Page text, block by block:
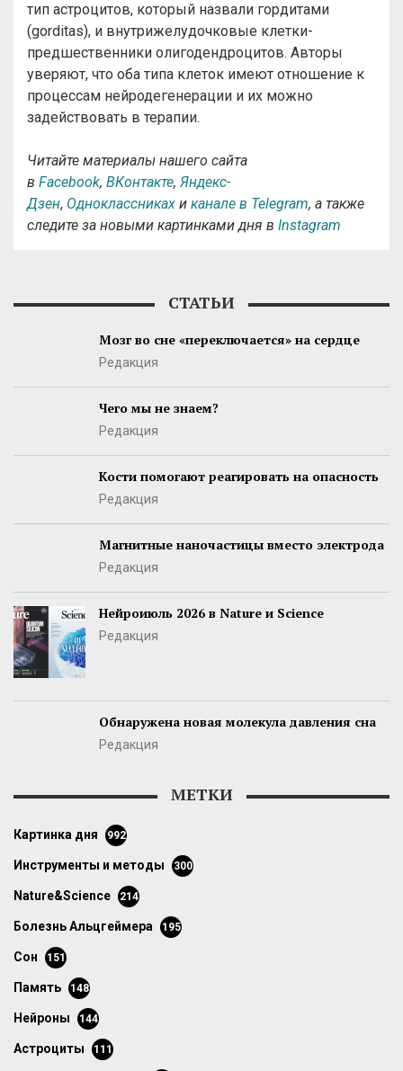
тип астроцитов, который назвали гордитами
(gorditas), и внутрижелудочковые клетки-
предшественники олигодендроцитов. Авторы
уверяют, что оба типа клеток имеют отношение к
процессам нейродегенерации и их можно
задействовать в терапии.
Читайте материалы нашего сайта
в Facebook, ВКонтакте, Яндекс-
Дзен, Одноклассниках и канале в Telegram, а также
следите за новыми картинками дня в Instagram
СТАТЬИ
Мозг во сне «переключается» на сердце
Редакция
Чего мы не знаем?
Редакция
Кости помогают реагировать на опасность
Редакция
Магнитные наночастицы вместо электрода
Редакция
Нейроиюль 2026 в Nature и Science
Редакция
Обнаружена новая молекула давления сна
Редакция
МЕТКИ
картинка дня 992
инструменты и методы 300
Nature&Science 214
болезнь Альцгеймера 195
сон 151
память 148
нейроны 144
астроциты 111